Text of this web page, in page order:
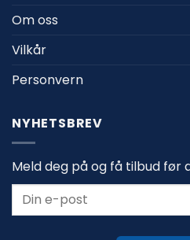
Om oss
Vilkår
Personvern
NYHETSBREV
Meld deg på og få tilbud før